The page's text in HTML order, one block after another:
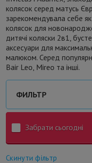
колясок серед матусь
зарекомендувала себе
колясок для
дитячі коляски 2в1,
аксесуари для
малюком. Серед
Bair Leo, Mireo та інші.
ФИЛЬТР
Забрати сьогодні
Скинути фільтр